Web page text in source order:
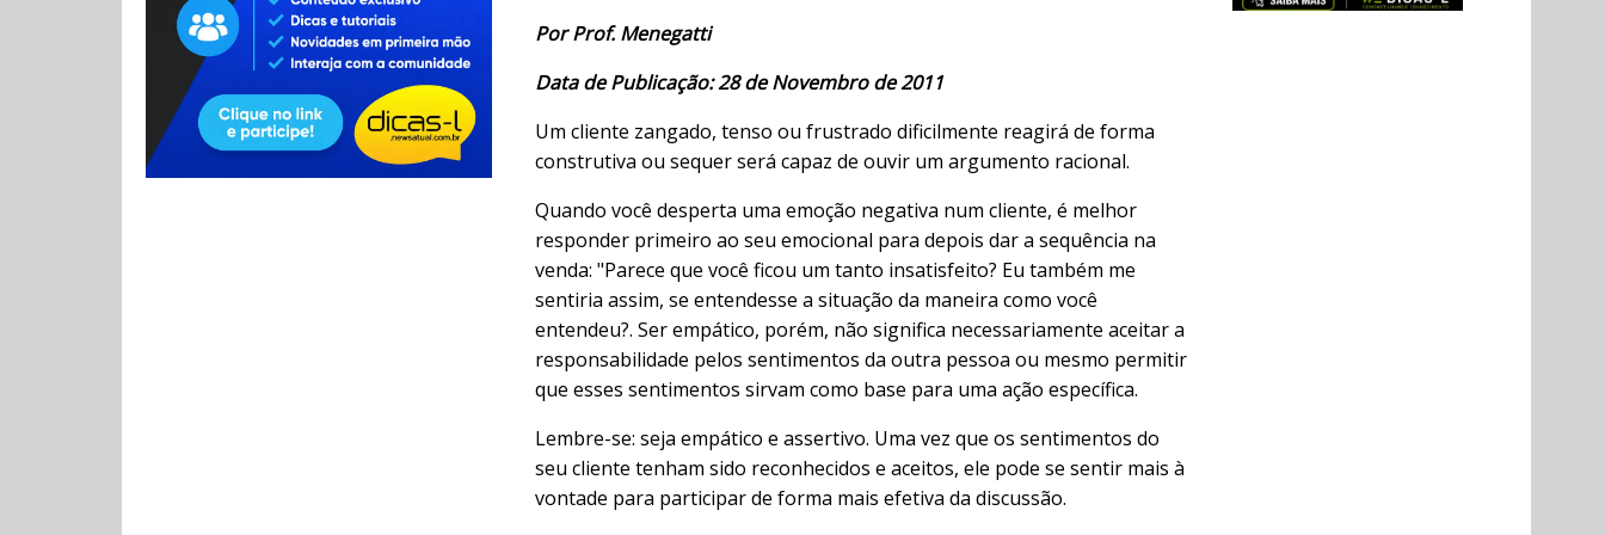
Por Prof. Menegatti
Data de Publicação: 28 de Novembro de 2011
Um cliente zangado, tenso ou frustrado dificilmente reagirá de forma
construtiva ou sequer será capaz de ouvir um argumento racional.
Quando você desperta uma emoção negativa num cliente, é melhor
responder primeiro ao seu emocional para depois dar a sequência na
venda: "Parece que você ficou um tanto insatisfeito? Eu também me
sentiria assim, se entendesse a situação da maneira como você
entendeu?. Ser empático, porém, não significa necessariamente aceitar a
responsabilidade pelos sentimentos da outra pessoa ou mesmo permitir
que esses sentimentos sirvam como base para uma ação específica.
Lembre-se: seja empático e assertivo. Uma vez que os sentimentos do
seu cliente tenham sido reconhecidos e aceitos, ele pode se sentir mais à
vontade para participar de forma mais efetiva da discussão.